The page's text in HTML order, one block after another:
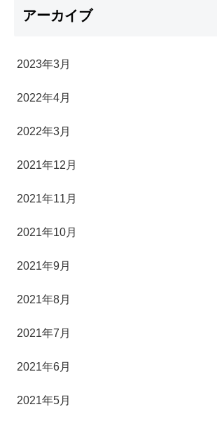
アーカイブ
2023年3月
2022年4月
2022年3月
2021年12月
2021年11月
2021年10月
2021年9月
2021年8月
2021年7月
2021年6月
2021年5月